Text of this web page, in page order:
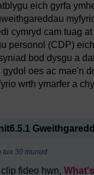
eich gyrfa
cymryd cam tuag
personol (CDP)
bod dysgu a
oes ac mae'n
wrth ymarfer a
tua 30 munud
fideo hwn,